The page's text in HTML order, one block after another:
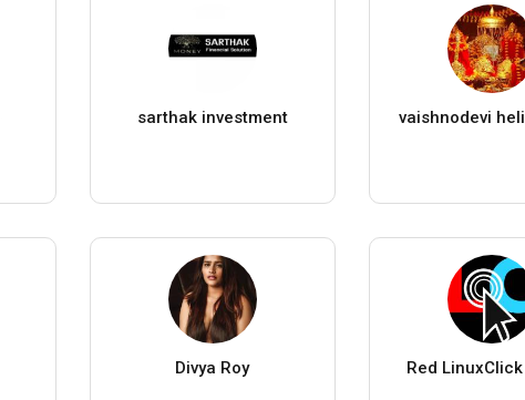
sarthak investment vaishnodevi
Divya Roy Red